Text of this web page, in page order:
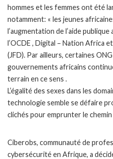
hommes et les femmes ont été
notamment: « les jeunes
l’augmentation de l’aide
l’OCDE , Digital – Nation Africa
(JFD). Par ailleurs, certaines
gouvernements africains
terrain en ce sens .
L’égalité des sexes dans les
technologie semble se défaire
clichés pour emprunter le
Ciberobs, communauté de
cybersécurité en Afrique, a